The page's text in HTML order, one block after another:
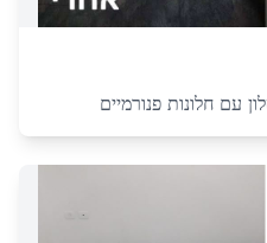
עם חלונות פנורמיים